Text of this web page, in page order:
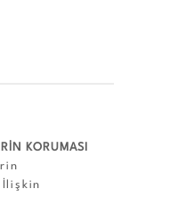
KORUMASI
İlişkin